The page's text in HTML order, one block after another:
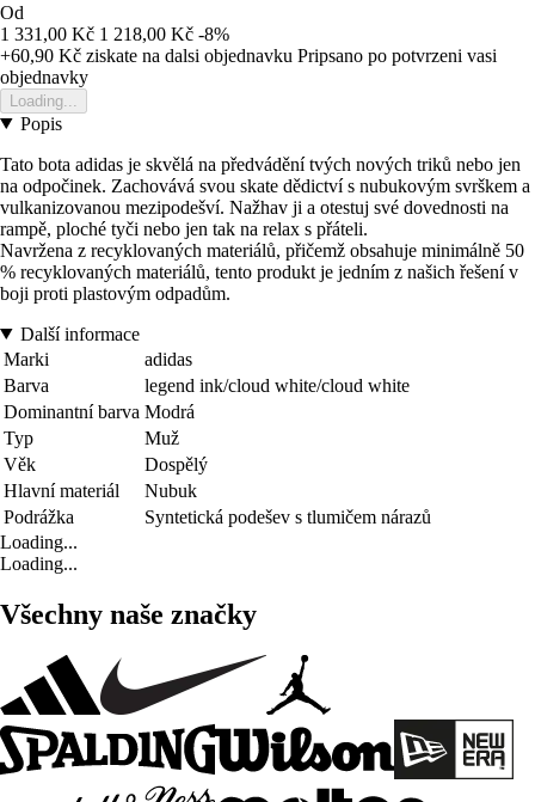
Od
1 331,00 Kč 1 218,00 Kč -8%
+60,90 Kč ziskate na dalsi objednavku Pripsano po potvrzeni vasi
objednavky
Loading...
Popis
Tato bota adidas je skvělá na předvádění tvých nových triků nebo jen
na odpočinek. Zachovává svou skate dědictví s nubukovým svrškem a
vulkanizovanou mezipodešví. Nažhav ji a otestuj své dovednosti na
rampě, ploché tyči nebo jen tak na relax s přáteli.
Navržena z recyklovaných materiálů, přičemž obsahuje minimálně 50
% recyklovaných materiálů, tento produkt je jedním z našich řešení v
boji proti plastovým odpadům.
Další informace
Marki
adidas
Barva
legend ink/cloud white/cloud white
Dominantní barva Modrá
Typ
Muž
Věk
Dospělý
Hlavní materiál
Nubuk
Podrážka
Syntetická podešev s tlumičem nárazů
Loading...
Loading...
Všechny naše značky